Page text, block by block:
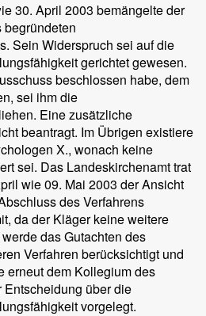
30. April 2003 bemängelte der
Sein Widerspruch sei auf die
gerichtet gewesen.
beschlossen habe, dem
sei ihm die
Eine zusätzliche
beantragt. Im Übrigen existiere
X., wonach keine
sei. Das Landeskirchenamt trat
wie 09. Mai 2003 der Ansicht
des Verfahrens
da der Kläger keine weitere
das Gutachten des
Verfahren berücksichtigt und
erneut dem Kollegium des
über die
vorgelegt.